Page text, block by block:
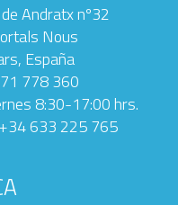
Andratx nº32
Nous
España
778 360‬
8:30-17:00 hrs.
633 225 765